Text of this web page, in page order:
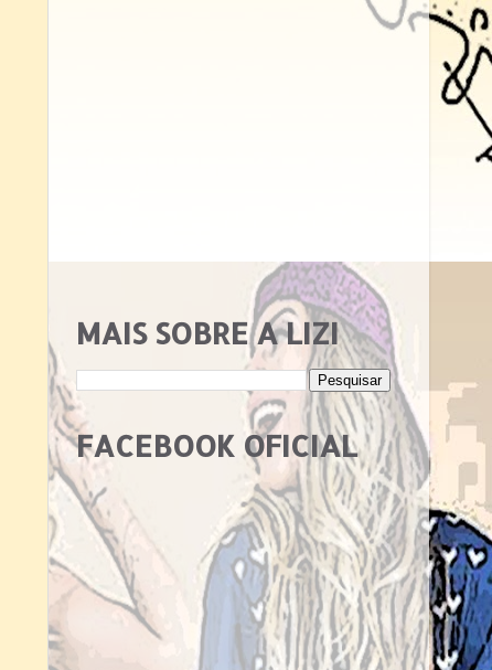
MAIS SOBRE A LIZI
FACEBOOK OFICIAL